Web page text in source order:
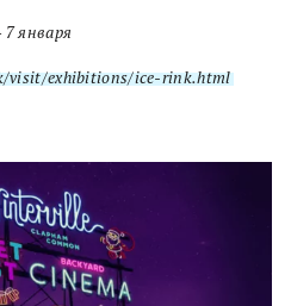
января
visit/exhibitions/ice-rink.html